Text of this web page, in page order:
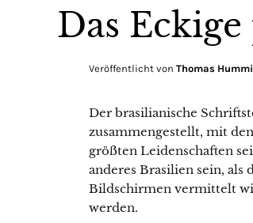
Das
Veröffentlicht von Thomas
Der brasilianische
zusammengestellt, mit
größten Leidenschaften
anderes Brasilien sein, als
Bildschirmen vermittelt
werden.